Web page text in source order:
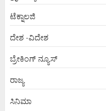
ಟೆಕ್ನಾಲಜಿ
ದೇಶ -ವಿದೇಶ
ಬ್ರೇಕಿಂಗ್ ನ್ಯೂಸ್
ರಾಜ್ಯ
ಸಿನಿಮಾ